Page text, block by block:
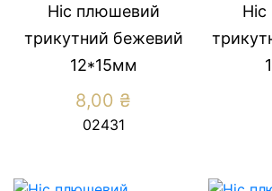
Ніс плюшевий
трикутний бежевий
12*15мм
8,00 ₴
02431